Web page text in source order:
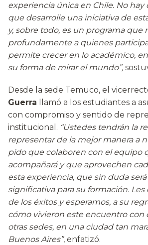
experiencia única en Chile. No hay
que desarrolle una iniciativa de
y, sobre todo, es un programa que
profundamente a quienes
permite crecer en lo académico,
su forma de mirar el mundo”,
Desde la sede Temuco, el
Guerra llamó a los estudiantes a
con compromiso y sentido de
institucional. “Ustedes tendrán la
representar de la mejor manera a
pido que colaboren con el equipo
acompañará y que aprovechen
esta experiencia, que sin duda
significativa para su formación.
de los éxitos y esperamos, a su
cómo vivieron este encuentro con
otras sedes, en una ciudad tan
Buenos Aires”, enfatizó.